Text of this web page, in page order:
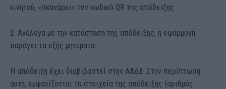
κινητού, «σκανάρει» τον κωδικό QR της απόδειξης.
2. Ανάλογα με την κατάσταση της απόδειξης, η εφαρμογή
παράγει τα εξής μηνύματα:
Η απόδειξη έχει διαβιβαστεί στην ΑΑΔΕ. Στην περίπτωση
αυτή, εμφανίζονται τα στοιχεία της απόδειξης (αριθμός